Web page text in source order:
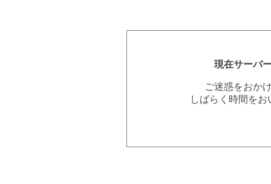
現在サーバ
ご迷惑をおか
しばらく時間を